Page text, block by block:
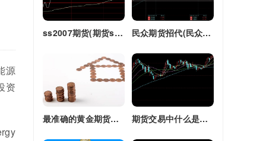
源
资
ss2007期货(期货ss2018) 民众期货招代(民众期货怎么了)
最准确的黄金期货交易师(最准确的黄金期货交易师是谁) 期货交易中什么是复合头寸(期货交易中什么是复合头寸交易)